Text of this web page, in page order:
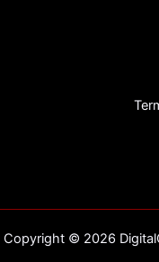
Copyright © 2026